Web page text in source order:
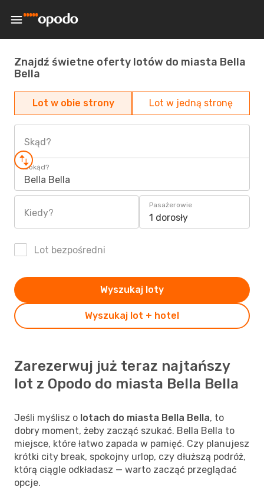
Znajdź świetne oferty lotów do miasta Bella
Bella
Lot w obie strony Lot w jedną stronę
Skąd?
Dokąd?
Bella Bella
Kiedy?
Pasażerowie
1 dorosły
Lot bezpośredni
Wyszukaj lot + hotel
Wyszukaj loty
Zarezerwuj już teraz najtańszy
lot z Opodo do miasta Bella Bella
Jeśli myślisz o lotach do miasta Bella Bella, to
dobry moment, żeby zacząć szukać. Bella Bella to
miejsce, które łatwo zapada w pamięć. Czy planujesz
krótki city break, spokojny urlop, czy dłuższą podróż,
którą ciągle odkładasz — warto zacząć przeglądać
opcje.